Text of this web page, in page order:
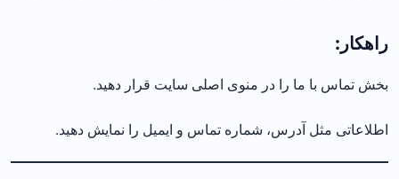
راهکار:
بخش تماس با ما را در منوی اصلی سایت قرار دهید.
اطلاعاتی مثل آدرس، شماره تماس و ایمیل را نمایش دهید.